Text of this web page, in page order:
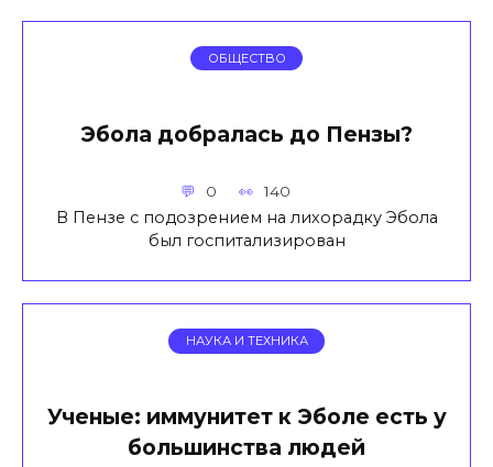
ОБЩЕСТВО
Эбола добралась до Пензы?
0 140
В Пензе с подозрением на лихорадку Эбола
был госпитализирован
НАУКА И ТЕХНИКА
Ученые: иммунитет к Эболе есть у
большинства людей